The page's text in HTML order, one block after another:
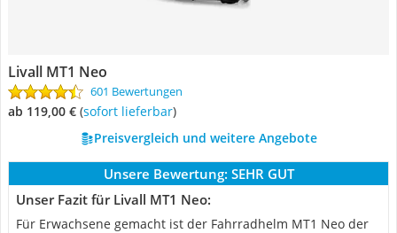
Livall MT1 Neo
601 Bewertungen
ab 119,00 € ( Sofort lieferbar)
Preisvergleich und weitere Angebote
Unsere Bewertung: SEHR GUT
Unser Fazit für Livall MT1 Neo:
Für Erwachsene gemacht ist der Fahrradhelm MT1 Neo der